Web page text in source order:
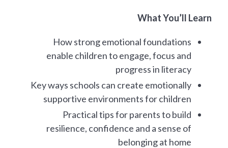
What You’ll Learn
How strong emotional foundations
enable children to engage, focus and
progress in literacy
Key ways schools can create emotionally
supportive environments for children
Practical tips for parents to build
resilience, confidence and a sense of
belonging at home